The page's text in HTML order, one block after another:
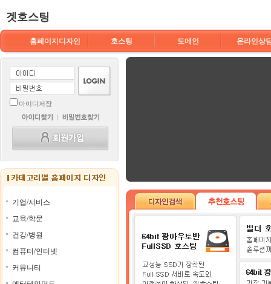
겟호스팅
홈페이지디자인 호스팅 도메인 온라인상
아이디저장
기업/서비스
교육/학문
건강/병원
컴퓨터/인터넷
커뮤니티